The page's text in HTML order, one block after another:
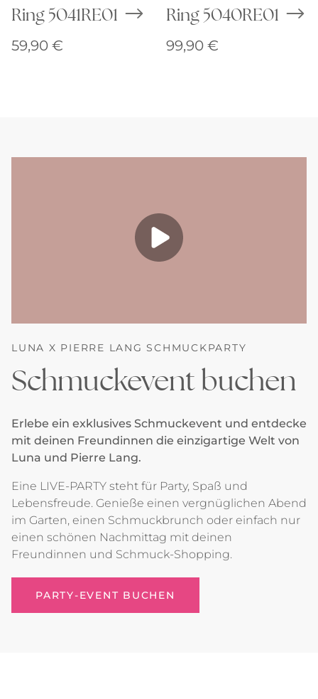
Ring 5041RE01
59,90 €
Ring 5040RE01
99,90 €
LUNA X PIERRE LANG SCHMUCKPARTY
Schmuckevent buchen
Erlebe ein exklusives Schmuckevent und entdecke
mit deinen Freundinnen die einzigartige Welt von
Luna und Pierre Lang.
Eine LIVE-PARTY steht für Party, Spaß und
Lebensfreude. Genieße einen vergnüglichen Abend
im Garten, einen Schmuckbrunch oder einfach nur
einen schönen Nachmittag mit deinen
Freundinnen und Schmuck-Shopping.
PARTY-EVENT BUCHEN